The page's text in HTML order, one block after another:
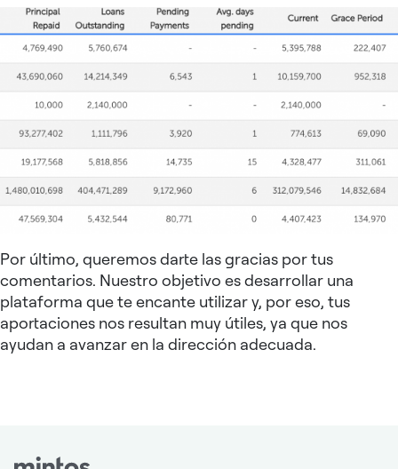
Por último, queremos darte las gracias por tus
comentarios. Nuestro objetivo es desarrollar una
plataforma que te encante utilizar y, por eso, tus
aportaciones nos resultan muy útiles, ya que nos
ayudan a avanzar en la dirección adecuada.